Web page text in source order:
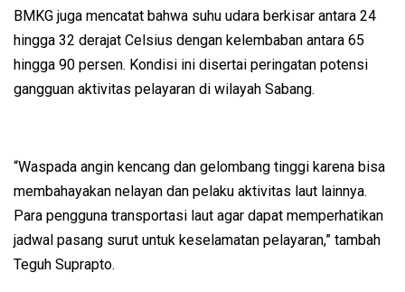
BMKG juga mencatat bahwa suhu udara berkisar antara 24
hingga 32 derajat Celsius dengan kelembaban antara 65
hingga 90 persen. Kondisi ini disertai peringatan potensi
gangguan aktivitas pelayaran di wilayah Sabang.
“Waspada angin kencang dan gelombang tinggi karena bisa
membahayakan nelayan dan pelaku aktivitas laut lainnya.
Para pengguna transportasi laut agar dapat memperhatikan
jadwal pasang surut untuk keselamatan pelayaran,” tambah
Teguh Suprapto.